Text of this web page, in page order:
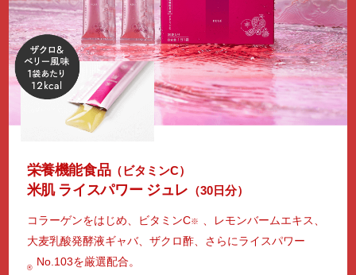
栄養機能食品（ビタミンC）
米肌 ライスパワー ジュレ （30日分）
コラーゲンをはじめ、ビタミンC※
、レモンバームエキス、
大麦乳酸発酵液ギャバ、ザクロ酢、さらにライスパワー
®
No.103を厳選配合。